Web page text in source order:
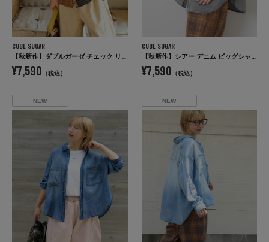
CUBE SUGAR
【秋新作】ダブルガーゼ チェック リバーシブル 5分袖 ドルマンシャツ
¥7,590 （税込）
CUBE SUGAR
【秋新作】シアー デニム ビッグシャツ
¥7,590 （税込）
NEW NEW